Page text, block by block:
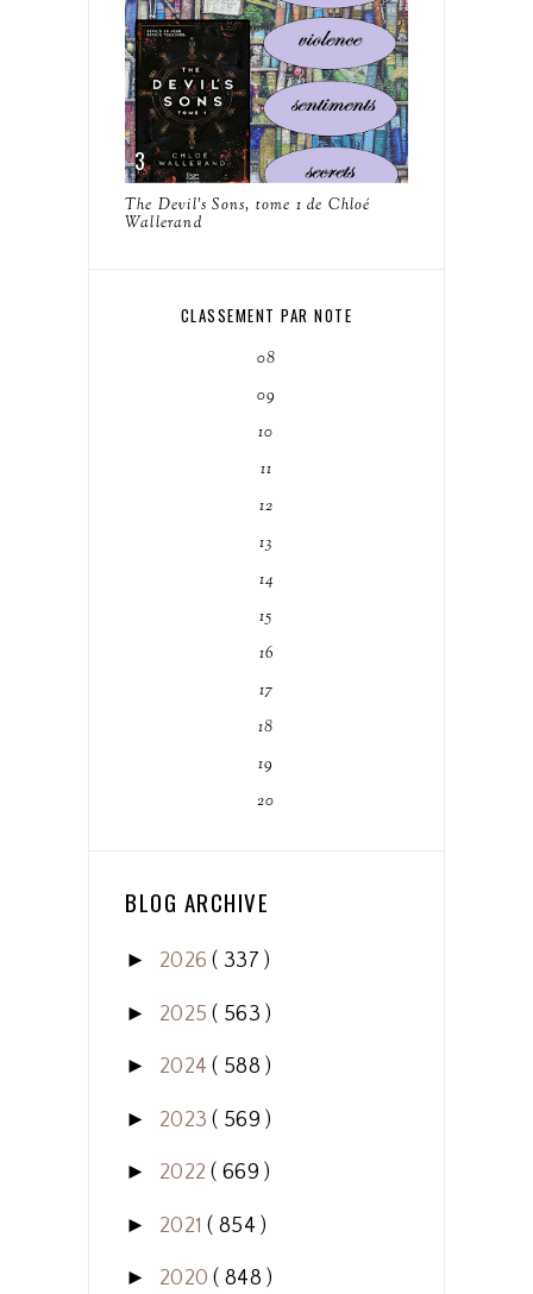
The Devil's Sons, tome 1 de Chloé
Wallerand
CLASSEMENT PAR NOTE
08
09
10
11
12
13
14
15
16
17
18
19
20
BLOG ARCHIVE
► 2026( 337 )
► 2025( 563 )
► 2024( 588 )
► 2023( 569 )
► 2022( 669 )
► 2021( 854 )
► 2020( 848 )